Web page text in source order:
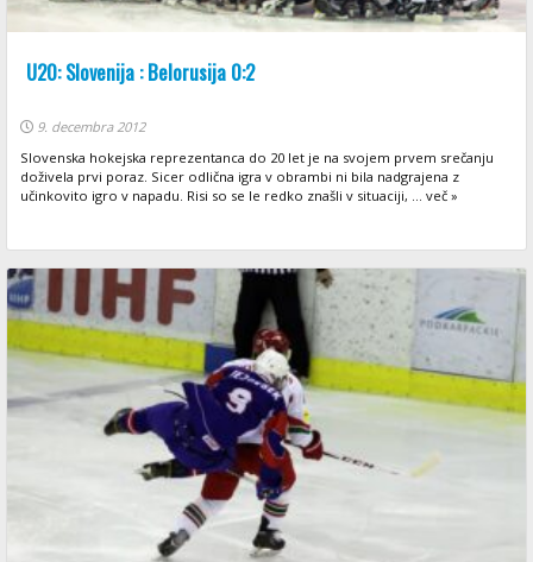
U20: Slovenija : Belorusija 0:2
9. decembra 2012
Slovenska hokejska reprezentanca do 20 let je na svojem prvem srečanju
doživela prvi poraz. Sicer odlična igra v obrambi ni bila nadgrajena z
učinkovito igro v napadu. Risi so se le redko znašli v situaciji, ... več »